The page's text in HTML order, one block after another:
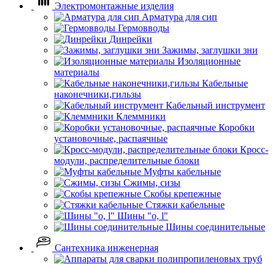
Электромонтажные изделия
Арматура для сип
Гермовводы
Динрейки
Зажимы, заглушки зни
Изоляционные
материалы
Кабельные
наконечники,гильзы
Кабельный инструмент
Клеммники
Коробки
установочные, распаячные
Кросс-
модули, распределительные блоки
Муфты кабельные
Сжимы, сизы
Скобы крепежные
Стяжки кабельные
Шины "o, l"
Шины соединительные
Сантехника инженерная